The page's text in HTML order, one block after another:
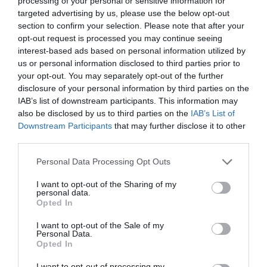
targeted advertising by us, please use the below opt-out
section to confirm your selection. Please note that after your
opt-out request is processed you may continue seeing
interest-based ads based on personal information utilized by
us or personal information disclosed to third parties prior to
your opt-out. You may separately opt-out of the further
disclosure of your personal information by third parties on the
IAB’s list of downstream participants. This information may
also be disclosed by us to third parties on the IAB’s List of
Downstream Participants that may further disclose it to other
Please note that this website/app uses one or more Google
not limited to your visit or usage behaviour. You may click to
grant or deny consent to Google and its third-party tags to
use your data for below specified purposes in below Google
consent section.
Personal Data Processing Opt Outs
I want to opt-out of the Sharing of my
personal data.
Opted In
I want to opt-out of the Sale of my
Personal Data.
Opted In
(Indexkép: TV Eger)
Mirkóczki: szégyen, hogy 13 év alatt az
egrieknek nem jutott bérlakás, csak térkő és
munkásszálló
Ne maradjon le a legfrissebb hírekről, kövessen
bennünket az EGRI ÜGYEK Google Hírek oldalán!
VISSZA A FŐOLDALRA